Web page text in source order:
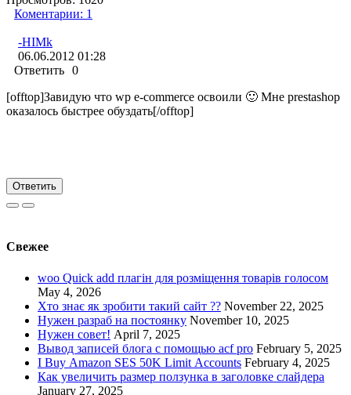
Коментарии: 1
-HIMk
06.06.2012 01:28
Ответить 0
[offtop]Завидую что wp e-commerce освоили 🙂 Мне prestashop
оказалось быстрее обуздать[/offtop]
Ответить
Свежее
woo Quick add плагін для розміщення товарів голосом
May 4, 2026
Хто знає як зробити такий сайт ?? November 22, 2025
Нужен разраб на постоянку November 10, 2025
Нужен совет! April 7, 2025
Вывод записей блога с помощью acf pro February 5, 2025
I Buy Amazon SES 50K Limit Accounts February 4, 2025
Как увеличить размер ползунка в заголовке слайдера
January 27, 2025